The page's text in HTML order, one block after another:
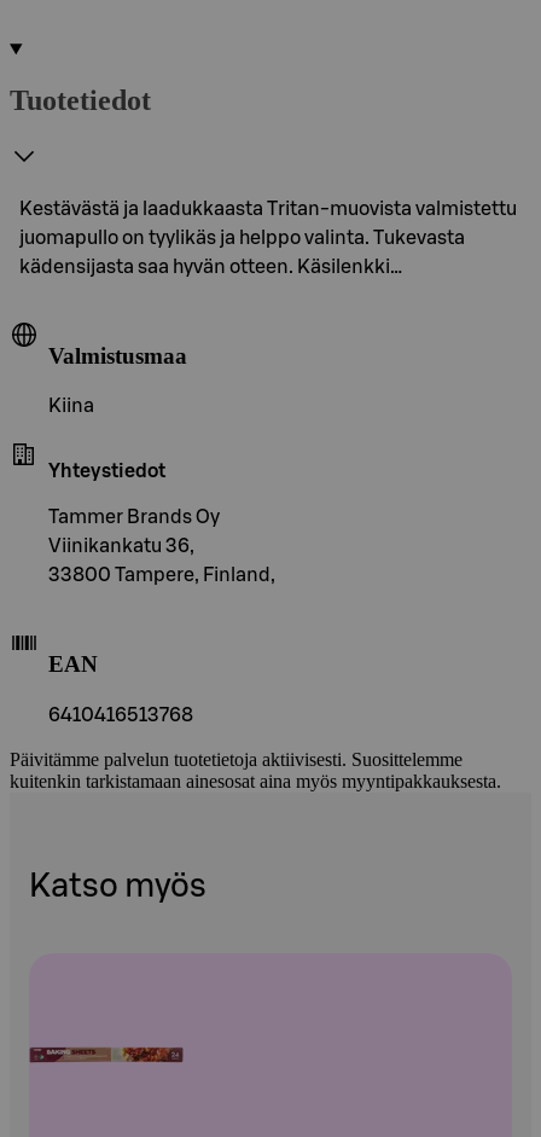
Tuotetiedot
Kestävästä ja laadukkaasta Tritan-muovista valmistettu
juomapullo on tyylikäs ja helppo valinta. Tukevasta
kädensijasta saa hyvän otteen. Käsilenkki…
Valmistusmaa
Kiina
Yhteystiedot
Tammer Brands Oy
Viinikankatu 36,
33800 Tampere, Finland,
EAN
6410416513768
Päivitämme palvelun tuotetietoja aktiivisesti. Suosittelemme
kuitenkin tarkistamaan ainesosat aina myös myyntipakkauksesta.
Katso myös